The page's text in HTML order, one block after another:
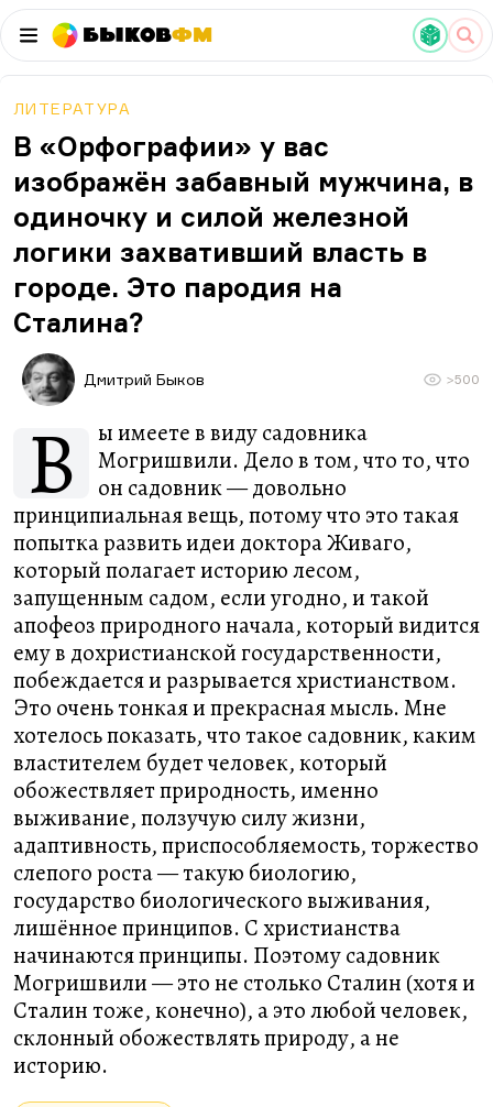
БыковФМ
ЛИТЕРАТУРА
В «Орфографии» у вас
изображён забавный мужчина, в
одиночку и силой железной
логики захвативший власть в
городе. Это пародия на
Сталина?
Дмитрий Быков >500
В
ы имеете в виду садовника
Могришвили. Дело в том, что то, что
он садовник — довольно
принципиальная вещь, потому что это такая
попытка развить идеи доктора Живаго,
который полагает историю лесом,
запущенным садом, если угодно, и такой
апофеоз природного начала, который видится
ему в дохристианской государственности,
побеждается и разрывается христианством.
Это очень тонкая и прекрасная мысль. Мне
хотелось показать, что такое садовник, каким
властителем будет человек, который
обожествляет природность, именно
выживание, ползучую силу жизни,
адаптивность, приспособляемость, торжество
слепого роста — такую биологию,
государство биологического выживания,
лишённое принципов. С христианства
начинаются принципы. Поэтому садовник
Могришвили — это не столько Сталин (хотя и
Сталин тоже, конечно), а это любой человек,
склонный обожествлять природу, а не
историю.